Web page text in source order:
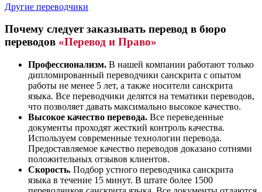
Другие переводчики
Почему следует заказывать перевод в бюро
переводов «Перевод и Право»
Профессионализм. В нашей компании работают только
дипломированный переводчики санскрита с опытом
работы не менее 5 лет, а также носители санскрита
языка. Все переводчики делятся на тематики переводов,
что позволяет давать максимально высокое качество.
Высокое качество перевода. Все переведенные
документы проходят жесткий контроль качества.
Используем современные технологии перевода.
Предоставляемое качество переводов доказано сотнями
положительных отзывов клиентов.
Скорость. Подбор устного переводчика санскрита
языка в течение 15 минут. В штате более 1500